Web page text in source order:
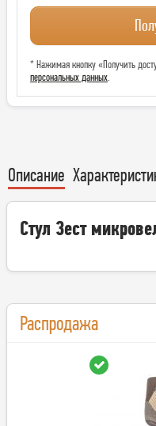
* Нажимая кнопку «Получить
персональных данных
Описание
Стул Зест
Распродажа